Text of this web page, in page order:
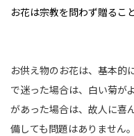
お花は宗教を問わず贈るこ
お供え物のお花は、基本的
で迷った場合は、白い菊が
があった場合は、故人に喜
備しても問題はありません。